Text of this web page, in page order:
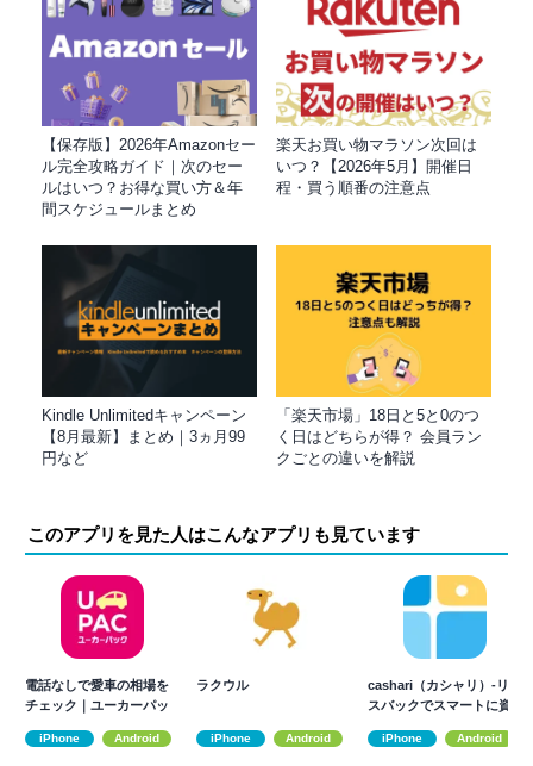
【保存版】2026年Amazonセー
ル完全攻略ガイド｜次のセー
ルはいつ？お得な買い方＆年
間スケジュールまとめ
楽天お買い物マラソン次回は
いつ？【2026年5月】開催日
程・買う順番の注意点
Kindle Unlimitedキャンペーン
【8月最新】まとめ｜3ヵ月99
円など
「楽天市場」18日と5と0のつ
く日はどちらが得？ 会員ラン
クごとの違いを解説
このアプリを見た人はこんなアプリも見ています
電話なしで愛車の相場を
チェック｜ユーカーパッ
iPhone Android
ラクウル
iPhone Android
cashari（カシャリ）-リー
スバックでスマートに資
iPhone Android